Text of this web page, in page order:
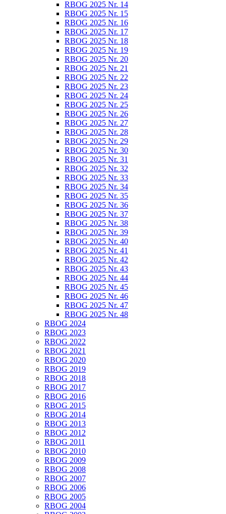
RBOG 2025 Nr. 14
RBOG 2025 Nr. 15
RBOG 2025 Nr. 16
RBOG 2025 Nr. 17
RBOG 2025 Nr. 18
RBOG 2025 Nr. 19
RBOG 2025 Nr. 20
RBOG 2025 Nr. 21
RBOG 2025 Nr. 22
RBOG 2025 Nr. 23
RBOG 2025 Nr. 24
RBOG 2025 Nr. 25
RBOG 2025 Nr. 26
RBOG 2025 Nr. 27
RBOG 2025 Nr. 28
RBOG 2025 Nr. 29
RBOG 2025 Nr. 30
RBOG 2025 Nr. 31
RBOG 2025 Nr. 32
RBOG 2025 Nr. 33
RBOG 2025 Nr. 34
RBOG 2025 Nr. 35
RBOG 2025 Nr. 36
RBOG 2025 Nr. 37
RBOG 2025 Nr. 38
RBOG 2025 Nr. 39
RBOG 2025 Nr. 40
RBOG 2025 Nr. 41
RBOG 2025 Nr. 42
RBOG 2025 Nr. 43
RBOG 2025 Nr. 44
RBOG 2025 Nr. 45
RBOG 2025 Nr. 46
RBOG 2025 Nr. 47
RBOG 2025 Nr. 48
RBOG 2024
RBOG 2023
RBOG 2022
RBOG 2021
RBOG 2020
RBOG 2019
RBOG 2018
RBOG 2017
RBOG 2016
RBOG 2015
RBOG 2014
RBOG 2013
RBOG 2012
RBOG 2011
RBOG 2010
RBOG 2009
RBOG 2008
RBOG 2007
RBOG 2006
RBOG 2005
RBOG 2004